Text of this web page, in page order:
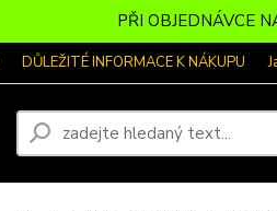
PŘI OBJEDNÁVCE
DŮLEŽITÉ INFORMACE K NÁKUPU